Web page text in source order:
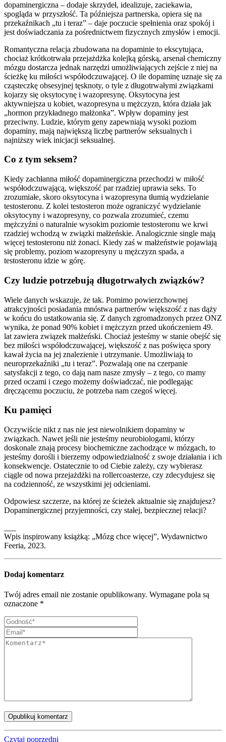
dopaminergiczna – dodaje skrzydeł, idealizuje, zaciekawia,
spogląda w przyszłość. Ta późniejsza partnerska, opiera się na
przekaźnikach „tu i teraz” – daje poczucie spełnienia oraz spokój i
jest doświadczania za pośrednictwem fizycznych zmysłów i emocji.
Romantyczna relacja zbudowana na dopaminie to ekscytująca,
chociaż krótkotrwała przejażdżka kolejką górską, arsenał chemiczny
mózgu dostarcza jednak narzędzi umożliwiających zejście z niej na
ścieżkę ku miłości współodczuwającej. O ile dopaminę uznaje się za
cząsteczkę obsesyjnej tęsknoty, o tyle z długotrwałymi związkami
kojarzy się oksytocynę i wazopresynę. Oksytocyna jest
aktywniejsza u kobiet, wazopresyna u mężczyzn, która działa jak
„hormon przykładnego małżonka”. Wpływ dopaminy jest
przeciwny. Ludzie, którym geny zapewniają wysoki poziom
dopaminy, mają największą liczbę partnerów seksualnych i
najniższy wiek inicjacji seksualnej.
Co z tym seksem?
Kiedy zachłanna miłość dopaminergiczna przechodzi w miłość
współodczuwającą, większość par rzadziej uprawia seks. To
zrozumiałe, skoro oksytocyna i wazopresyna tłumią wydzielanie
testosteronu. Z kolei testosteron może ograniczyć wydzielanie
oksytocyny i wazopresyny, co pozwala zrozumieć, czemu
mężczyźni o naturalnie wysokim poziomie testosteronu we krwi
rzadziej wchodzą w związki małżeńskie. Analogicznie single mają
więcej testosteronu niż żonaci. Kiedy zaś w małżeństwie pojawiają
się problemy, poziom wazopresyny u mężczyzn spada, a
testosteronu idzie w górę.
Czy ludzie potrzebują długotrwałych związków?
Wiele danych wskazuje, że tak. Pomimo powierzchownej
atrakcyjności posiadania mnóstwa partnerów większość z nas dąży
w końcu do ustatkowania się. Z danych zgromadzonych przez ONZ
wynika, że ponad 90% kobiet i mężczyzn przed ukończeniem 49.
lat zawiera związek małżeński. Chociaż jesteśmy w stanie obejść się
bez miłości współodczuwającej, większość z nas poświęca spory
kawał życia na jej znalezienie i utrzymanie. Umożliwiają to
neuroprzekaźniki „tu i teraz”. Pozwalają one na czerpanie
satysfakcji z tego, co dają nam nasze zmysły – z tego, co mamy
przed oczami i czego możemy doświadczać, nie podlegając
dręczącemu poczuciu, że potrzeba nam czegoś więcej.
Ku pamięci
Oczywiście nikt z nas nie jest niewolnikiem dopaminy w
związkach. Nawet jeśli nie jesteśmy neurobiologami, którzy
doskonale znają procesy biochemiczne zachodzące w mózgach, to
jesteśmy dorośli i bierzemy odpowiedzialność z swoje działania i ich
konsekwencje. Ostatecznie to od Ciebie zależy, czy wybierasz
ciągle od nowa przejażdżki na rollercoasterze, czy zdecydujesz się
na codzienność, ze wszystkimi jej odcieniami.
Odpowiesz szczerze, na której ze ścieżek aktualnie się znajdujesz?
Dopaminergicznej przyjemności, czy stałej, bezpiecznej relacji?
Wpis inspirowany książką: „Mózg chce więcej”, Wydawnictwo
Feeria, 2023.
Dodaj komentarz
Twój adres email nie zostanie opublikowany. Wymagane pola są
oznaczone *
Opublikuj komentarz
Czytaj poprzedni